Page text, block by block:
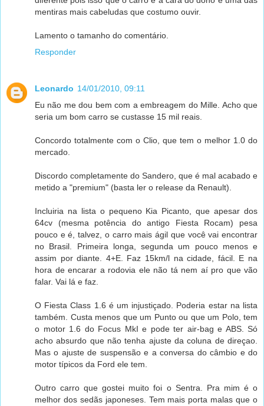
mentiras mais cabeludas que costumo ouvir.
Lamento o tamanho do comentário.
Responder
Leonardo 14/01/2010, 09:11
Eu não me dou bem com a embreagem do Mille. Acho que
seria um bom carro se custasse 15 mil reais.
Concordo totalmente com o Clio, que tem o melhor 1.0 do
mercado.
Discordo completamente do Sandero, que é mal acabado e
metido a "premium" (basta ler o release da Renault).
Incluiria na lista o pequeno Kia Picanto, que apesar dos
64cv (mesma potência do antigo Fiesta Rocam) pesa
pouco e é, talvez, o carro mais ágil que você vai encontrar
no Brasil. Primeira longa, segunda um pouco menos e
assim por diante. 4+E. Faz 15km/l na cidade, fácil. E na
hora de encarar a rodovia ele não tá nem aí pro que vão
falar. Vai lá e faz.
O Fiesta Class 1.6 é um injustiçado. Poderia estar na lista
também. Custa menos que um Punto ou que um Polo, tem
o motor 1.6 do Focus MkI e pode ter air-bag e ABS. Só
acho absurdo que não tenha ajuste da coluna de direçao.
Mas o ajuste de suspensão e a conversa do câmbio e do
motor típicos da Ford ele tem.
Outro carro que gostei muito foi o Sentra. Pra mim é o
melhor dos sedãs japoneses. Tem mais porta malas que o